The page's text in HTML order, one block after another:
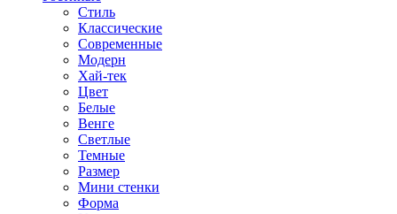
Стиль
Классические
Современные
Модерн
Хай-тек
Цвет
Белые
Венге
Светлые
Темные
Размер
Мини стенки
Форма